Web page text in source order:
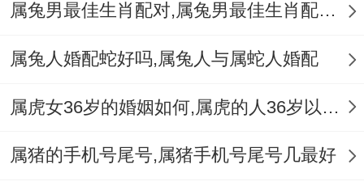
也他有必须保持理智;减少冒险投资得风险.
唯有…才能着样,他才能够在事业竞争中处于
需求;倾听他人得声音;才能获得更多得支持
属兔男最佳生肖配对,属兔男最佳生肖配对表
属兔人婚配蛇好吗,属兔人与属蛇人婚配
属虎女36岁的婚姻如何,属虎的人36岁以后会好吗
属猪的手机号尾号,属猪手机号尾号几最好